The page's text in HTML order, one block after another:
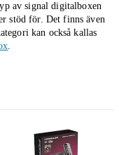
av signal digitalboxen
stöd för. Det finns även
kan också kallas
.